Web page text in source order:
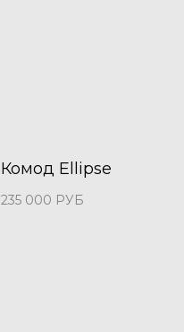
Комод Ellipse
235 000 РУБ